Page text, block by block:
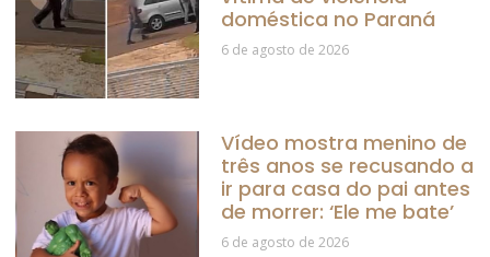
doméstica no Paraná
6 de agosto de 2026
Vídeo mostra menino de
três anos se recusando a
ir para casa do pai antes
de morrer: ‘Ele me bate’
6 de agosto de 2026